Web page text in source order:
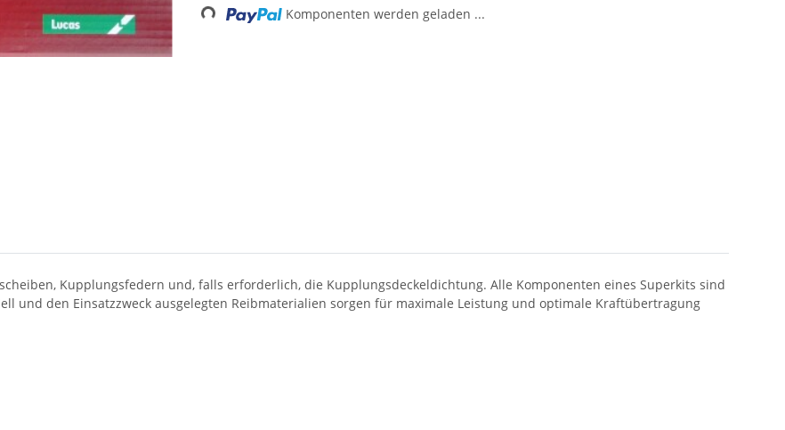
Loading... Komponenten werden geladen ...
Kupplungsfedern und, falls erforderlich, die Kupplungsdeckeldichtung. Alle Komponenten eines Superkits sind
und den Einsatzzweck ausgelegten Reibmaterialien sorgen für maximale Leistung und optimale Kraftübertragung